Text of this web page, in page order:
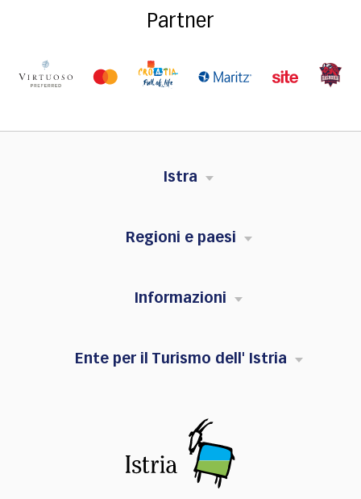
Partner
Istra
Regioni e paesi
Informazioni
Ente per il Turismo dell' Istria